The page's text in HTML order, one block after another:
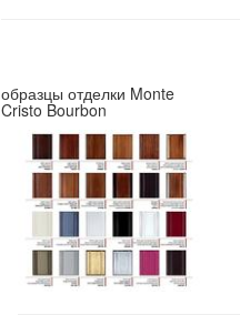
образцы отделки Monte
Cristo Bourbon